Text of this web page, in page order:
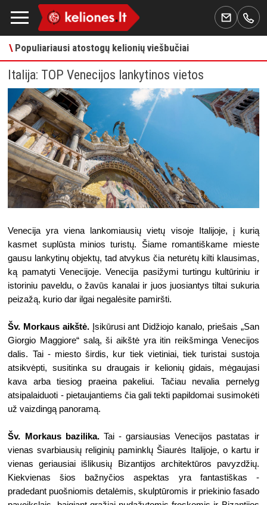
\Populiariausi atostogų kelionių viešbučiai
Italija: TOP Venecijos lankytinos vietos
Venecija yra viena lankomiausių vietų visoje Italijoje, į kurią
kasmet suplūsta minios turistų. Šiame romantiškame mieste
gausu lankytinų objektų, tad atvykus čia neturėtų kilti klausimas,
ką pamatyti Venecijoje. Venecija pasižymi turtingu kultūriniu ir
istoriniu paveldu, o žavūs kanalai ir juos juosiantys tiltai sukuria
peizažą, kurio dar ilgai negalėsite pamiršti.
Šv. Morkaus aikštė. Įsikūrusi ant Didžiojo kanalo, priešais „San
Giorgio Maggiore“ salą, ši aikštė yra itin reikšminga Venecijos
dalis. Tai - miesto širdis, kur tiek vietiniai, tiek turistai sustoja
atsikvėpti, susitinka su draugais ir kelionių gidais, mėgaujasi
kava arba tiesiog praeina pakeliui. Tačiau nevalia pernelyg
atsipalaiduoti - pietaujantiems čia gali tekti papildomai susimokėti
už vaizdingą panoramą.
Šv. Morkaus bazilika. Tai - garsiausias Venecijos pastatas ir
vienas svarbiausių religinių paminklų Šiaurės Italijoje, o kartu ir
vienas geriausiai išlikusių Bizantijos architektūros pavyzdžių.
Kiekvienas šios bažnyčios aspektas yra fantastiškas -
pradedant puošniomis detalėmis, skulptūromis ir priekinio fasado